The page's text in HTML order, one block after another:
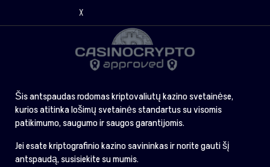
X
Šis antspaudas rodomas kriptovaliutų kazino svetainėse,
kurios atitinka lošimų svetainės standartus su visomis
patikimumo, saugumo ir saugos garantijomis.
Jei esate kriptografinio kazino savininkas ir norite gauti šį
antspaudą, susisiekite su mumis.